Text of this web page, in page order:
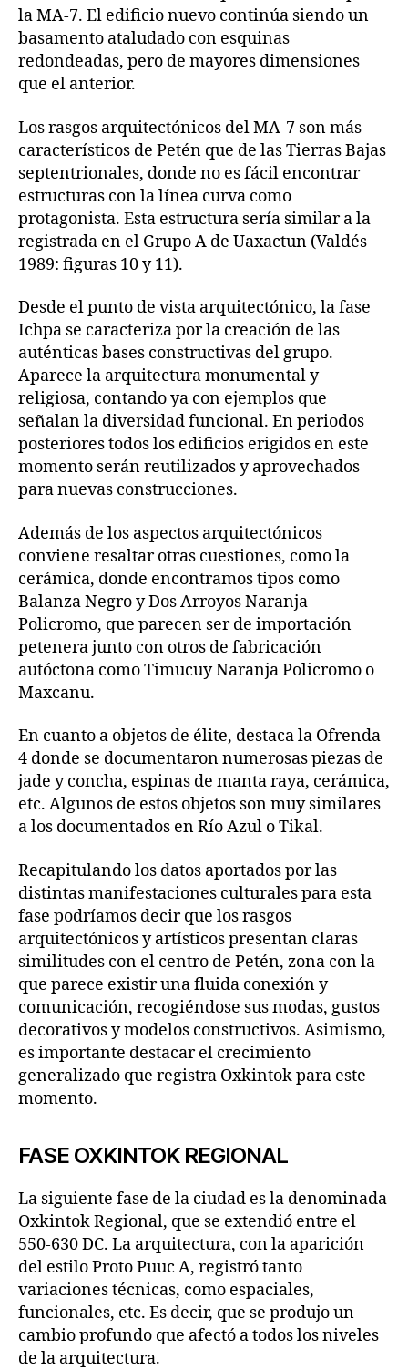
la MA-7. El edificio nuevo continúa siendo un
basamento ataludado con esquinas
redondeadas, pero de mayores dimensiones
que el anterior.
Los rasgos arquitectónicos del MA-7 son más
característicos de Petén que de las Tierras Bajas
septentrionales, donde no es fácil encontrar
estructuras con la línea curva como
protagonista. Esta estructura sería similar a la
registrada en el Grupo A de Uaxactun (Valdés
1989: figuras 10 y 11).
Desde el punto de vista arquitectónico, la fase
Ichpa se caracteriza por la creación de las
auténticas bases constructivas del grupo.
Aparece la arquitectura monumental y
religiosa, contando ya con ejemplos que
señalan la diversidad funcional. En periodos
posteriores todos los edificios erigidos en este
momento serán reutilizados y aprovechados
para nuevas construcciones.
Además de los aspectos arquitectónicos
conviene resaltar otras cuestiones, como la
cerámica, donde encontramos tipos como
Balanza Negro y Dos Arroyos Naranja
Policromo, que parecen ser de importación
petenera junto con otros de fabricación
autóctona como Timucuy Naranja Policromo o
Maxcanu.
En cuanto a objetos de élite, destaca la Ofrenda
4 donde se documentaron numerosas piezas de
jade y concha, espinas de manta raya, cerámica,
etc. Algunos de estos objetos son muy similares
a los documentados en Río Azul o Tikal.
Recapitulando los datos aportados por las
distintas manifestaciones culturales para esta
fase podríamos decir que los rasgos
arquitectónicos y artísticos presentan claras
similitudes con el centro de Petén, zona con la
que parece existir una fluida conexión y
comunicación, recogiéndose sus modas, gustos
decorativos y modelos constructivos. Asimismo,
es importante destacar el crecimiento
generalizado que registra Oxkintok para este
momento.
FASE OXKINTOK REGIONAL
La siguiente fase de la ciudad es la denominada
Oxkintok Regional, que se extendió entre el
550-630 DC. La arquitectura, con la aparición
del estilo Proto Puuc A, registró tanto
variaciones técnicas, como espaciales,
funcionales, etc. Es decir, que se produjo un
cambio profundo que afectó a todos los niveles
de la arquitectura.